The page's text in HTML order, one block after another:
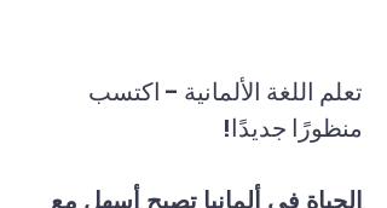
تعلم اللغة الألمانية - اكتسب
منظورًا جديدًا!
الحياة في ألمانيا تصبح أسهل مع